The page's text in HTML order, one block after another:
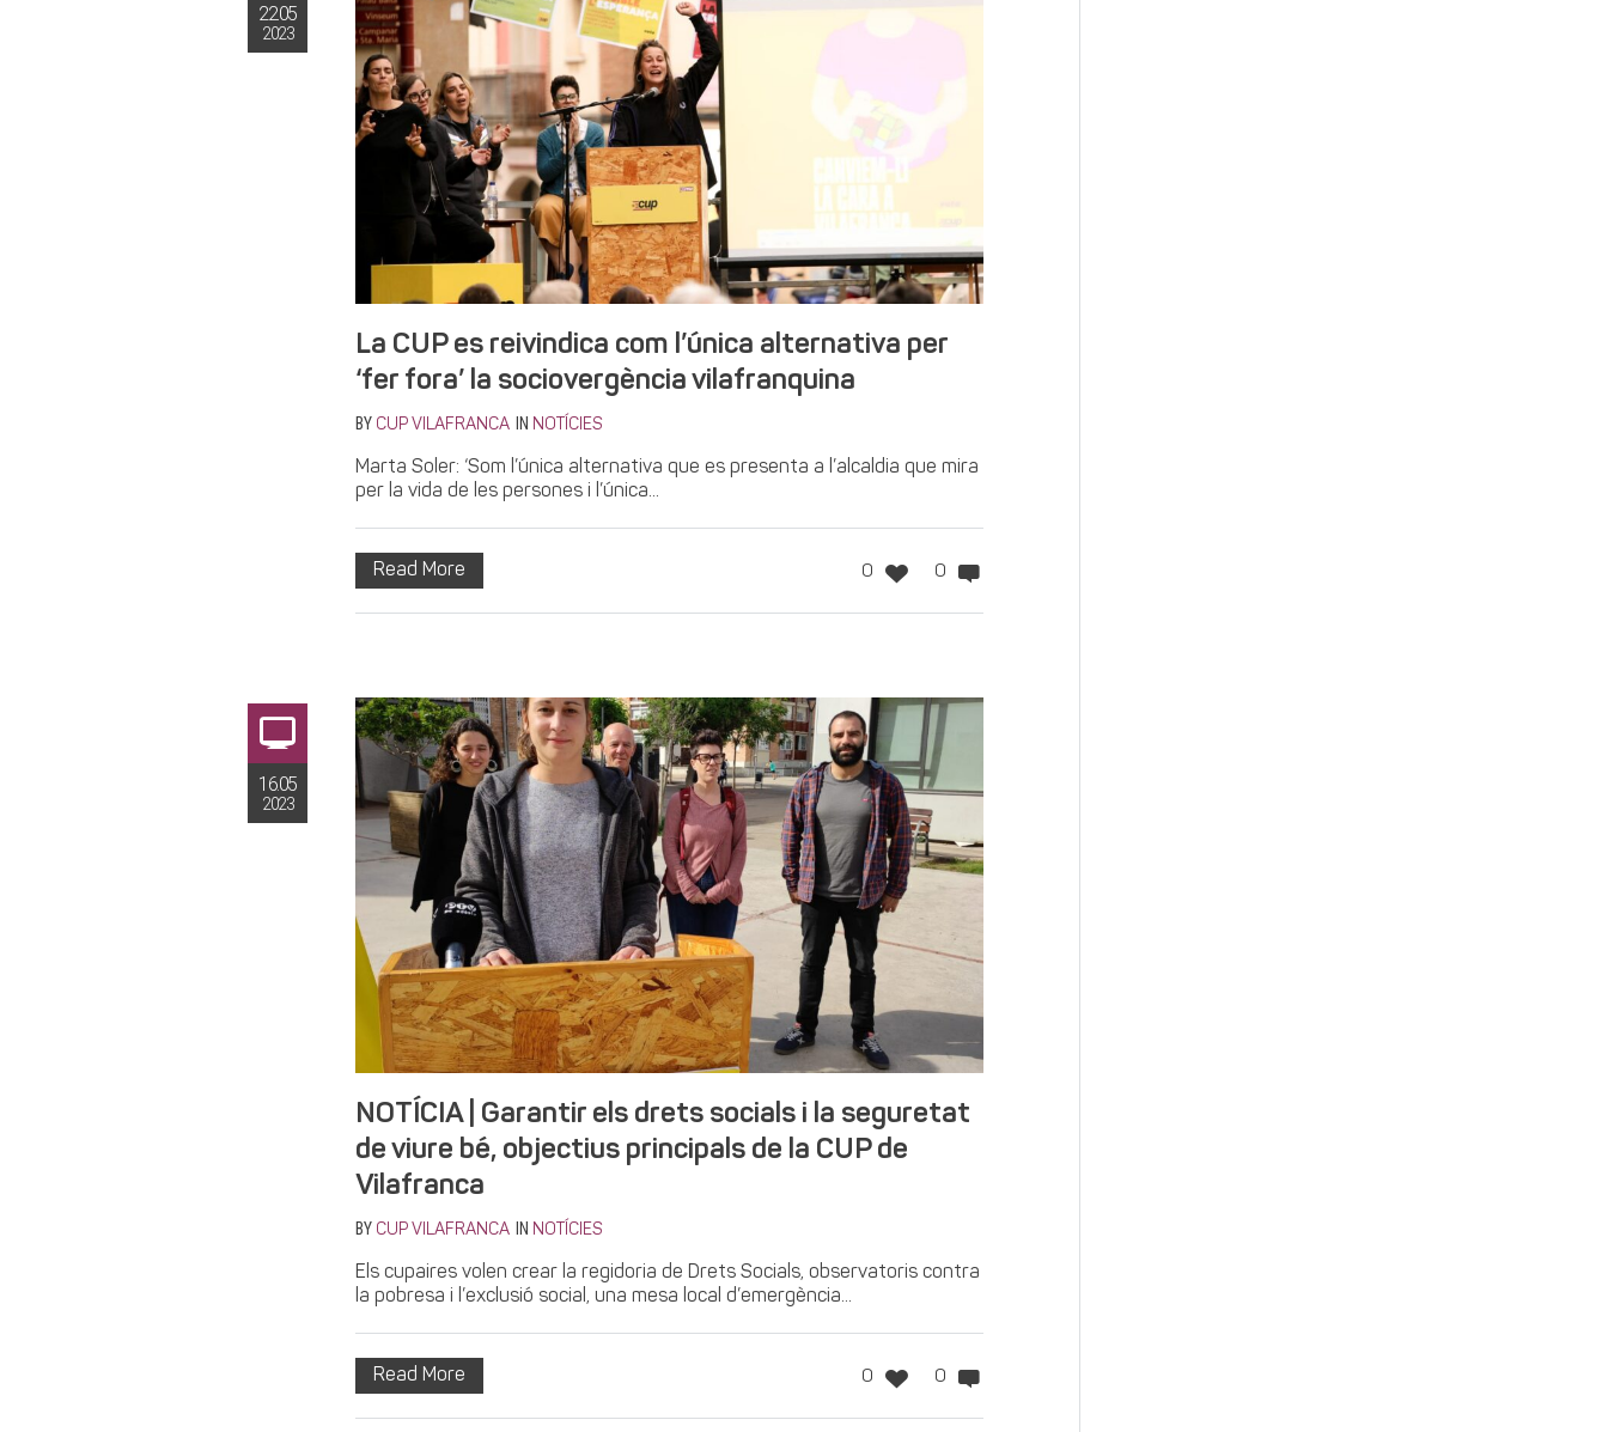
22.05
2023
La CUP es reivindica com l’única alternativa per
‘fer fora’ la sociovergència vilafranquina
BY CUP VILAFRANCA IN NOTÍCIES
Marta Soler: ‘Som l’única alternativa que es presenta a l’alcaldia que mira
per la vida de les persones i l’única...
0 0
Read More
16.05
2023
NOTÍCIA | Garantir els drets socials i la seguretat
de viure bé, objectius principals de la CUP de
Vilafranca
BY CUP VILAFRANCA IN NOTÍCIES
Els cupaires volen crear la regidoria de Drets Socials, observatoris contra
la pobresa i l’exclusió social, una mesa local d’emergència...
0 0
Read More